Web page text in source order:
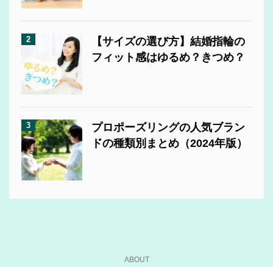
2
【サイズの選び方】結婚指輪の
フィット感はゆるめ？きつめ？
3
プロポーズリングの人気ブラン
ドの種類別まとめ（2024年版）
ABOUT